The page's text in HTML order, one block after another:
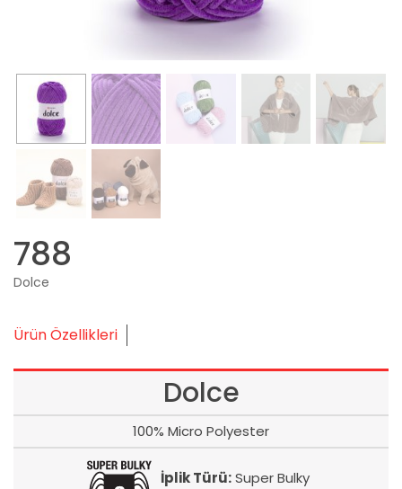
788
Dolce
Ürün Özellikleri
Dolce
100% Micro Polyester
İplik Türü:Super Bulky